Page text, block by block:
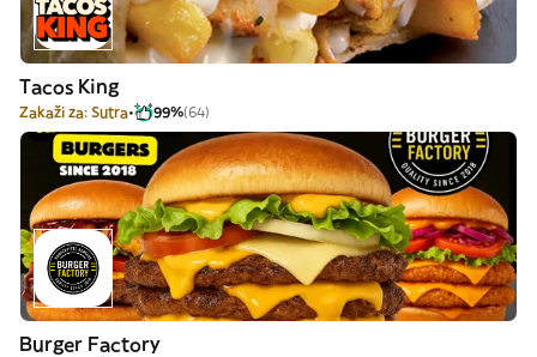
Tacos King
Zakaži za: Sutra 99%(64)
Burger Factory